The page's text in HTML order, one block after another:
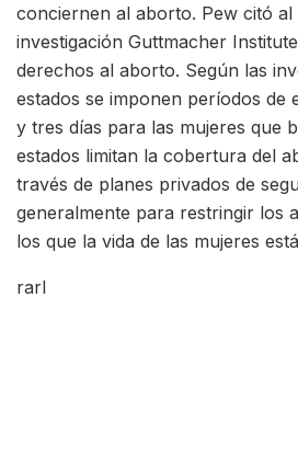
conciernen al aborto. Pew citó al
investigación Guttmacher
derechos al aborto. Según las
estados se imponen períodos de
y tres días para las mujeres que
estados limitan la cobertura del
través de planes privados de
generalmente para restringir los
los que la vida de las mujeres
rarl